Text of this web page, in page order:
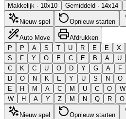
Makkelijk · 10x10 Gemiddeld · 14x14
Nieuw spel Opnieuw starten
Auto Move
Afdrukken
P
P A S T U R E E X
S
F Y O E C E B A U
C
K C U O D Y G A F
D
O N K E Y U S N O
E
H M A C M U C O W
W
H A Y Z M N Q R O
Nieuw spel Opnieuw starten